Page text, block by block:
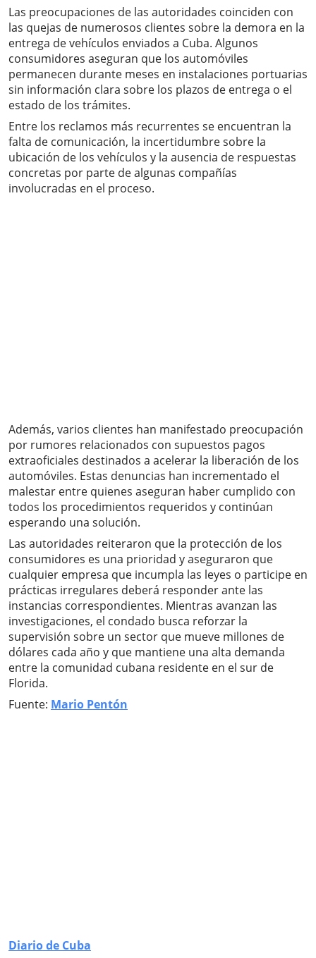
Las preocupaciones de las autoridades coinciden con
las quejas de numerosos clientes sobre la demora en la
entrega de vehículos enviados a Cuba. Algunos
consumidores aseguran que los automóviles
permanecen durante meses en instalaciones portuarias
sin información clara sobre los plazos de entrega o el
estado de los trámites.
Entre los reclamos más recurrentes se encuentran la
falta de comunicación, la incertidumbre sobre la
ubicación de los vehículos y la ausencia de respuestas
concretas por parte de algunas compañías
involucradas en el proceso.
Además, varios clientes han manifestado preocupación
por rumores relacionados con supuestos pagos
extraoficiales destinados a acelerar la liberación de los
automóviles. Estas denuncias han incrementado el
malestar entre quienes aseguran haber cumplido con
todos los procedimientos requeridos y continúan
esperando una solución.
Las autoridades reiteraron que la protección de los
consumidores es una prioridad y aseguraron que
cualquier empresa que incumpla las leyes o participe en
prácticas irregulares deberá responder ante las
instancias correspondientes. Mientras avanzan las
investigaciones, el condado busca reforzar la
supervisión sobre un sector que mueve millones de
dólares cada año y que mantiene una alta demanda
entre la comunidad cubana residente en el sur de
Florida.
Fuente: Mario Pentón
Diario de Cuba